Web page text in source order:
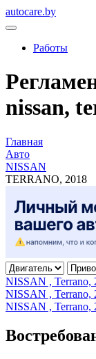
autocare.by
Работы
nissan,
Главная
Авто
NISSAN
TERRANO, 2018
NISSAN , Terrano,
NISSAN , Terrano,
NISSAN , Terrano,